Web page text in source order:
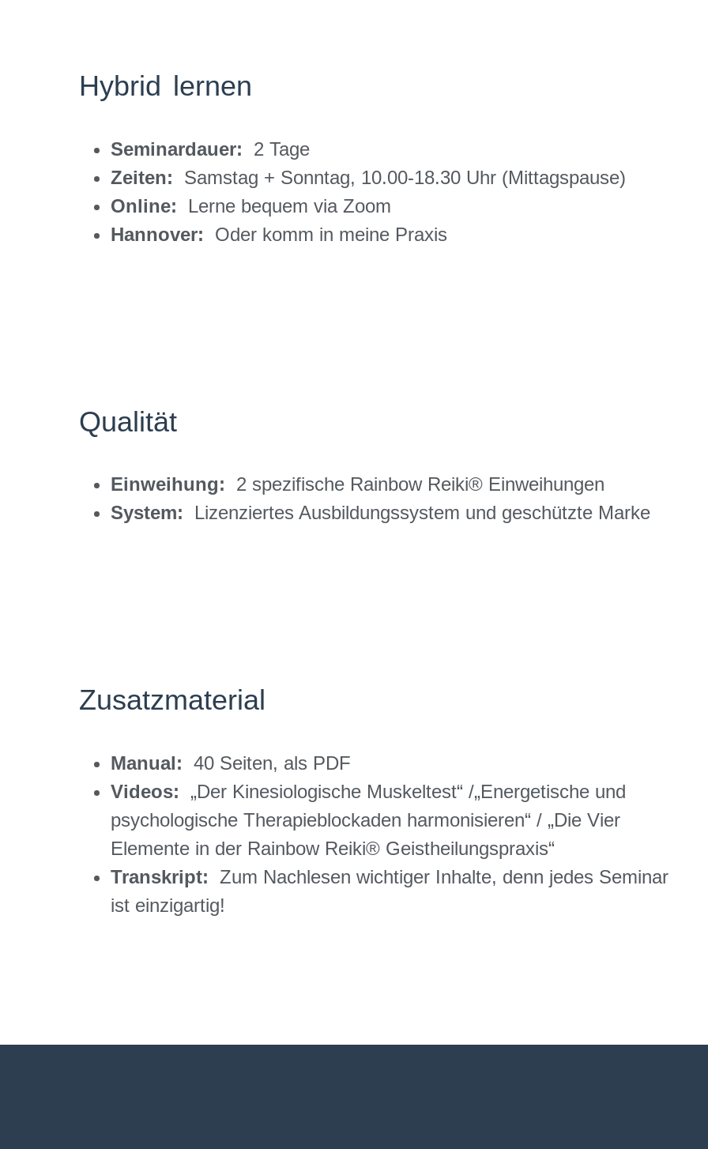
Hybrid lernen
Seminardauer: 2 Tage
Zeiten: Samstag + Sonntag, 10.00-18.30 Uhr (Mittagspause)
Online: Lerne bequem via Zoom
Hannover: Oder komm in meine Praxis
Qualität
Einweihung: 2 spezifische Rainbow Reiki® Einweihungen
System: Lizenziertes Ausbildungssystem und geschützte Marke
Zusatzmaterial
Manual: 40 Seiten, als PDF
Videos:
„Der Kinesiologische Muskeltest“ /„Energetische und
psychologische Therapieblockaden harmonisieren“ / „Die Vier
Elemente in der Rainbow Reiki® Geistheilungspraxis“
Transkript: Zum Nachlesen wichtiger Inhalte, denn jedes Seminar
ist einzigartig!